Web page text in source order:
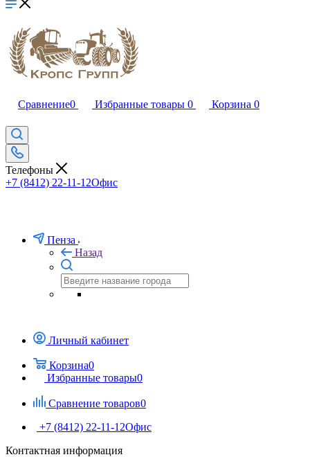
Сравнение0 Избранные товары 0 Корзина 0
Телефоны
+7 (8412) 22-11-12Офис
Пенза
Назад
Личный кабинет
Корзина0
Избранные товары0
Сравнение товаров0
+7 (8412) 22-11-12Офис
Контактная информация